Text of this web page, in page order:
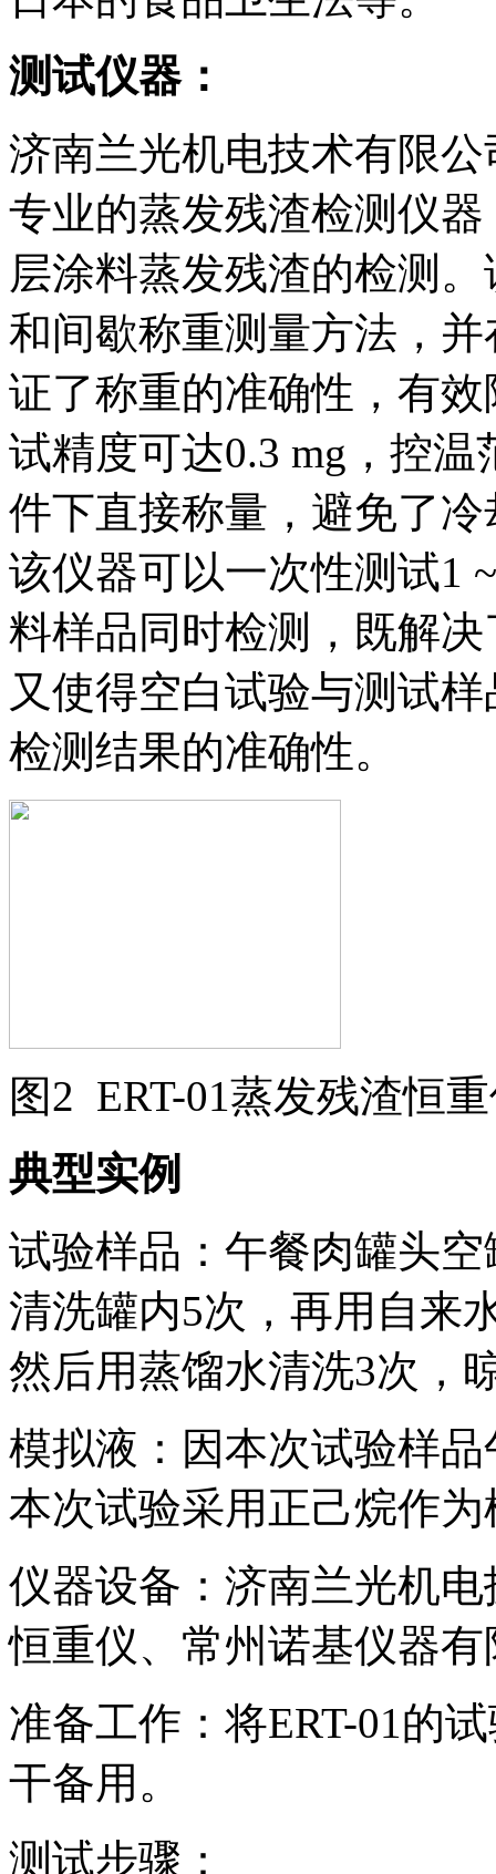
测试仪器：
济南兰光机电技术有限
专业的蒸发残渣检测仪
层涂料蒸发残渣的检测
和间歇称重测量方法，
证了称重的准确性，有
试精度可达0.3 mg，控
件下直接称量，避免了
该仪器可以一次性测试1
料样品同时检测，既解
又使得空白试验与测试
检测结果的准确性。
图2 ERT-01蒸发残渣恒
典型实例
试验样品：午餐肉罐头
清洗罐内5次，再用自来
然后用蒸馏水清洗3次，
模拟液：因本次试验样
本次试验采用正己烷作
仪器设备：济南兰光机
恒重仪、常州诺基仪器
准备工作：将ERT-01的
干备用。
测试步骤：